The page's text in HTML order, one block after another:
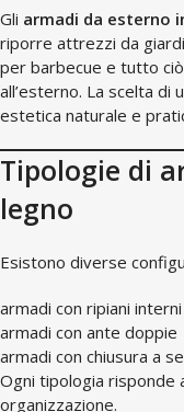
Gli armadi da esterno
riporre attrezzi da
per barbecue e tutto
all’esterno. La scelta di
estetica naturale e
Tipologie di
legno
Esistono diverse
armadi con ripiani interni
armadi con ante doppie
armadi con chiusura a
Ogni tipologia risponde
organizzazione.